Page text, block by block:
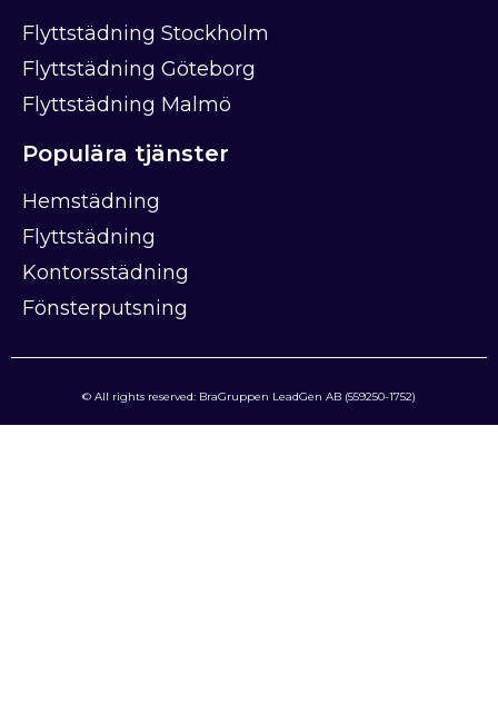
Populära tjänster
Hemstädning
Flyttstädning
Kontorsstädning
Fönsterputsning
Flyttstädning Stockholm
Flyttstädning Göteborg
Flyttstädning Malmö
© All rights reserved: BraGruppen LeadGen AB (559250-1752)